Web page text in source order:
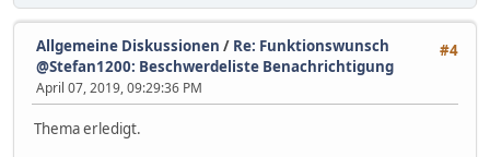
#4
Allgemeine Diskussionen / Re: Funktionswunsch
@Stefan1200: Beschwerdeliste Benachrichtigung
April 07, 2019, 09:29:36 PM
Thema erledigt.